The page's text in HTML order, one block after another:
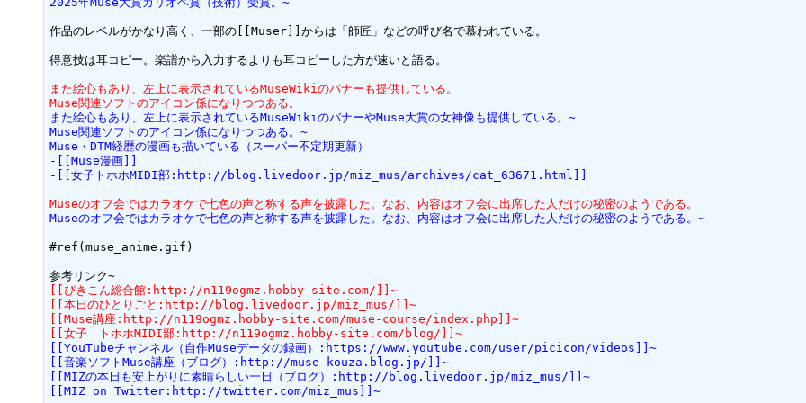
作品のレベルがかなり高く、一部の[[Muser]]からは「師匠」などの呼び名で慕われている。
得意技は耳コピー。楽譜から入力するよりも耳コピーした方が速いと語る。
また絵心もあり、左上に表示されているMuseWikiのバナーも提供している。
Muse関連ソフトのアイコン係になりつつある。
また絵心もあり、左上に表示されているMuseWikiのバナーやMuse大賞の女神像も提供している。~
Muse関連ソフトのアイコン係になりつつある。~
Muse・DTM経歴の漫画も描いている（スーパー不定期更新）
-[[Muse漫画]]
-[[女子トホホMIDI部:http://blog.livedoor.jp/miz_mus/archives/cat_63671.html]]
Museのオフ会ではカラオケで七色の声と称する声を披露した。なお、内容はオフ会に出席した人だけの秘密のようである。
Museのオフ会ではカラオケで七色の声と称する声を披露した。なお、内容はオフ会に出席した人だけの秘密のようである。~
#ref(muse_anime.gif)
[[ぴきこん総合館:http://n119ogmz.hobby-site.com/]]~
[[本日のひとりごと:http://blog.livedoor.jp/miz_mus/]]~
[[Muse講座:http://n119ogmz.hobby-site.com/muse-course/index.php]]~
[[女子　トホホMIDI部:http://n119ogmz.hobby-site.com/blog/]]~
[[YouTubeチャンネル（自作Museデータの録画）:https://www.youtube.com/user/picicon/videos]]~
[[音楽ソフトMuse講座（ブログ）:http://muse-kouza.blog.jp/]]~
[[MIZの本日も安上がりに素晴らしい一日（ブログ）:http://blog.livedoor.jp/miz_mus/]]~
[[MIZ on Twitter:http://twitter.com/miz_mus]]~